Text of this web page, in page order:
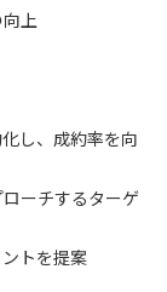
上
し、成約率を向
ーチするターゲ
トを提案